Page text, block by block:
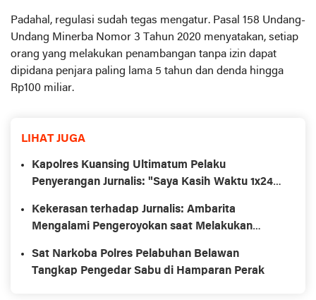
Padahal, regulasi sudah tegas mengatur. Pasal 158 Undang-
Undang Minerba Nomor 3 Tahun 2020 menyatakan, setiap
orang yang melakukan penambangan tanpa izin dapat
dipidana penjara paling lama 5 tahun dan denda hingga
Rp100 miliar.
LIHAT JUGA
Kapolres Kuansing Ultimatum Pelaku
Penyerangan Jurnalis: "Saya Kasih Waktu 1x24
Kekerasan terhadap Jurnalis: Ambarita
Mengalami Pengeroyokan saat Melakukan
Sat Narkoba Polres Pelabuhan Belawan
Tangkap Pengedar Sabu di Hamparan Perak